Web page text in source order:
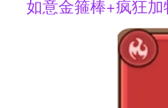
如意金箍棒+疯狂